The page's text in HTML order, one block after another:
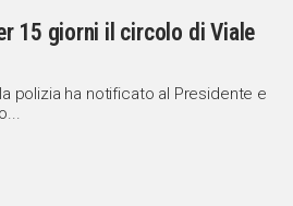
15 giorni il circolo di Viale
polizia ha notificato al Presidente e